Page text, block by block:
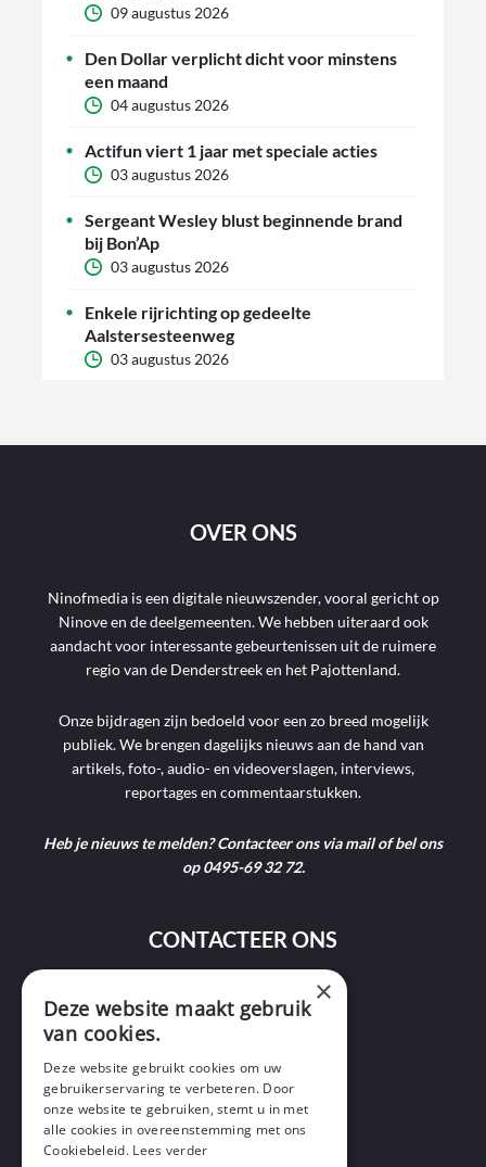
09 augustus 2026
Den Dollar verplicht dicht voor minstens
een maand
04 augustus 2026
Actifun viert 1 jaar met speciale acties
03 augustus 2026
Sergeant Wesley blust beginnende brand
bij Bon’Ap
03 augustus 2026
Enkele rijrichting op gedeelte
Aalstersesteenweg
03 augustus 2026
OVER ONS
Ninofmedia is een digitale nieuwszender, vooral gericht op
Ninove en de deelgemeenten. We hebben uiteraard ook
aandacht voor interessante gebeurtenissen uit de ruimere
regio van de Denderstreek en het Pajottenland.
Onze bijdragen zijn bedoeld voor een zo breed mogelijk
publiek. We brengen dagelijks nieuws aan de hand van
artikels, foto-, audio- en videoverslagen, interviews,
reportages en commentaarstukken.
Heb je nieuws te melden? Contacteer ons via mail of bel ons
op 0495-69 32 72.
CONTACTEER ONS
9400 Ninove
+32 495 69 32 72
×
Deze website maakt gebruik
van cookies.
Deze website gebruikt cookies om uw
gebruikerservaring te verbeteren. Door
onze website te gebruiken, stemt u in met
alle cookies in overeenstemming met ons
Cookiebeleid. Lees verder